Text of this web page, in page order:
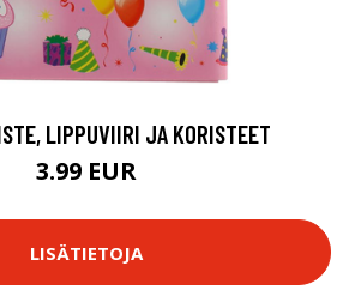
LIPPUVIIRI JA KORISTEET
3.99 EUR
LISÄTIETOJA